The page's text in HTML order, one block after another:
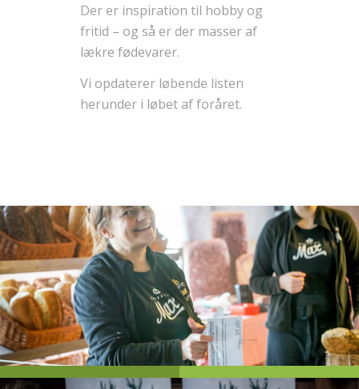
Der er inspiration til hobby og
fritid – og så er der masser af
lækre fødevarer.
Vi opdaterer løbende listen
herunder i løbet af foråret.